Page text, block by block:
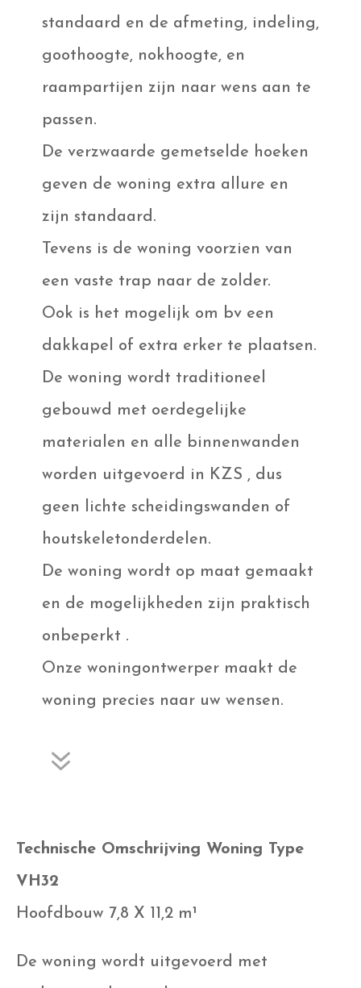
standaard en de afmeting, indeling,
goothoogte, nokhoogte, en
raampartijen zijn naar wens aan te
passen.
De verzwaarde gemetselde hoeken
geven de woning extra allure en
zijn standaard.
Tevens is de woning voorzien van
een vaste trap naar de zolder.
Ook is het mogelijk om bv een
dakkapel of extra erker te plaatsen.
De woning wordt traditioneel
gebouwd met oerdegelijke
materialen en alle binnenwanden
worden uitgevoerd in KZS , dus
geen lichte scheidingswanden of
houtskeletonderdelen.
De woning wordt op maat gemaakt
en de mogelijkheden zijn praktisch
onbeperkt .
Onze woningontwerper maakt de
woning precies naar uw wensen.
7
Technische Omschrijving Woning Type
VH32
Hoofdbouw 7,8 X 11,2 m¹
De woning wordt uitgevoerd met